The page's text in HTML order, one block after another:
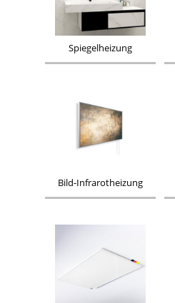
Spiegelheizung
Bild-Infrarotheizung